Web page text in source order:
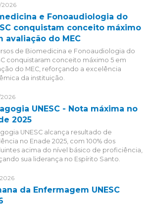
2026
e Fonoaudiologia do
conquistam conceito máximo
avaliação do MEC
de Biomedicina e Fonoaudiologia do
conquistaram conceito máximo 5 em
do MEC, reforçando a excelência
da instituição.
UNESC - Nota máxima no
2025
UNESC alcança resultado de
no Enade 2025, com 100% dos
acima do nível básico de proficiência,
sua liderança no Espírito Santo.
da Enfermagem UNESC